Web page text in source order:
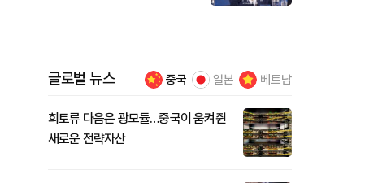
글로벌 뉴스 중국 일본 베트남
희토류 다음은 광모듈…중국이 움켜쥔
새로운 전략자산